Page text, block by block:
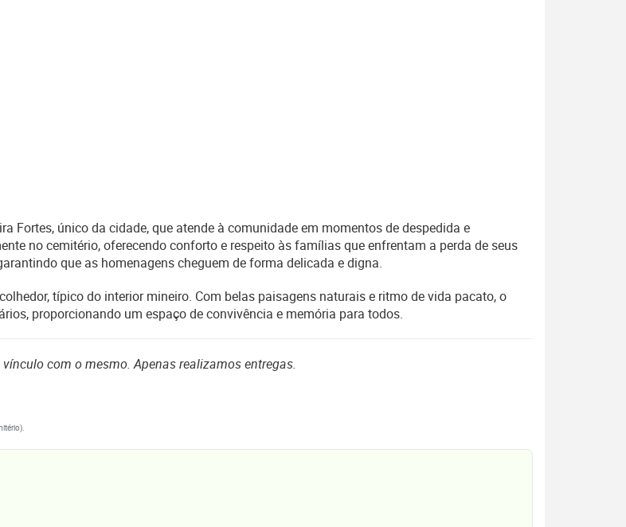
Fortes, único da cidade, que atende à comunidade em momentos de despedida e
no cemitério, oferecendo conforto e respeito às famílias que enfrentam a perda de seus
que as homenagens cheguem de forma delicada e digna.
típico do interior mineiro. Com belas paisagens naturais e ritmo de vida pacato, o
proporcionando um espaço de convivência e memória para todos.
com o mesmo. Apenas realizamos entregas.